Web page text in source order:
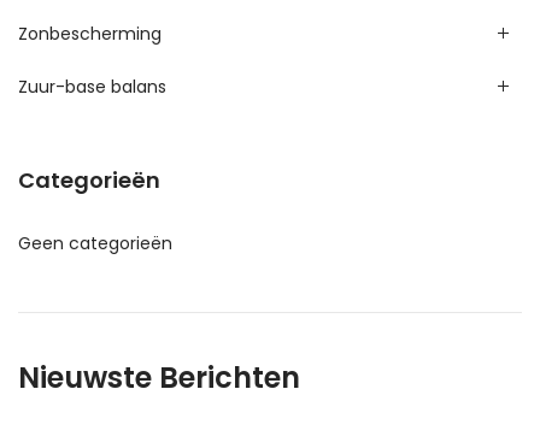
Zonbescherming
Zuur-base balans
Categorieën
Geen categorieën
Nieuwste Berichten